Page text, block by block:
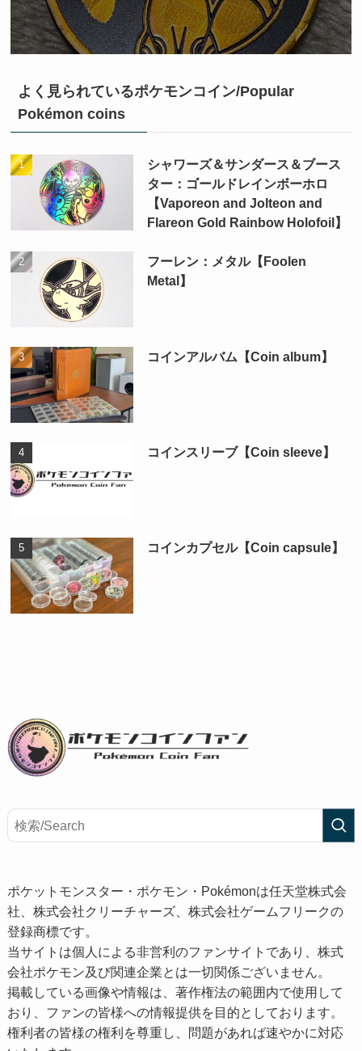
よく見られているポケモンコイン/Popular
Pokémon coins
シャワーズ＆サンダース＆ブース
ター：ゴールドレインボーホロ
【Vaporeon and Jolteon and
Flareon Gold Rainbow Holofoil】
フーレン：メタル【Foolen
Metal】
コインアルバム【Coin album】
コインスリーブ【Coin sleeve】
コインカプセル【Coin capsule】
ポケットモンスター・ポケモン・Pokémonは任天堂株式会
社、株式会社クリーチャーズ、株式会社ゲームフリークの
登録商標です。
当サイトは個人による非営利のファンサイトであり、株式
会社ポケモン及び関連企業とは一切関係ございません。
掲載している画像や情報は、著作権法の範囲内で使用して
おり、ファンの皆様への情報提供を目的としております。
権利者の皆様の権利を尊重し、問題があれば速やかに対応